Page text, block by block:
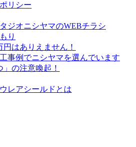
リシー
ジオニシヤマのWEBチラシ
り
円はありえません！
事例でニシヤマを選んでいます
の注意喚起！
レアシールドとは